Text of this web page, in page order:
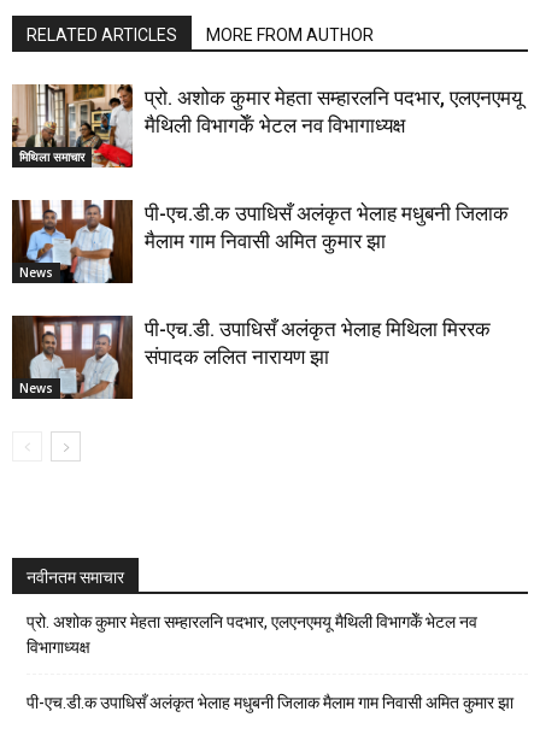
RELATED ARTICLES MORE FROM AUTHOR
मिथिला समाचार
प्रो. अशोक कुमार मेहता सम्हारलनि पदभार, एलएनएमयू
मैथिली विभागकेँ भेटल नव विभागाध्यक्ष
News
पी-एच.डी.क उपाधिसँ अलंकृत भेलाह मधुबनी जिलाक
मैलाम गाम निवासी अमित कुमार झा
News
पी-एच.डी. उपाधिसँ अलंकृत भेलाह मिथिला मिररक
संपादक ललित नारायण झा
नवीनतम समाचार
प्रो. अशोक कुमार मेहता सम्हारलनि पदभार, एलएनएमयू मैथिली विभागकेँ भेटल नव
विभागाध्यक्ष
पी-एच.डी.क उपाधिसँ अलंकृत भेलाह मधुबनी जिलाक मैलाम गाम निवासी अमित कुमार झा